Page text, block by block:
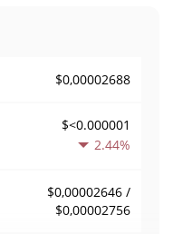
$0,00002688
$<0.000001
2.44%
$0,00002646 /
$0,00002756